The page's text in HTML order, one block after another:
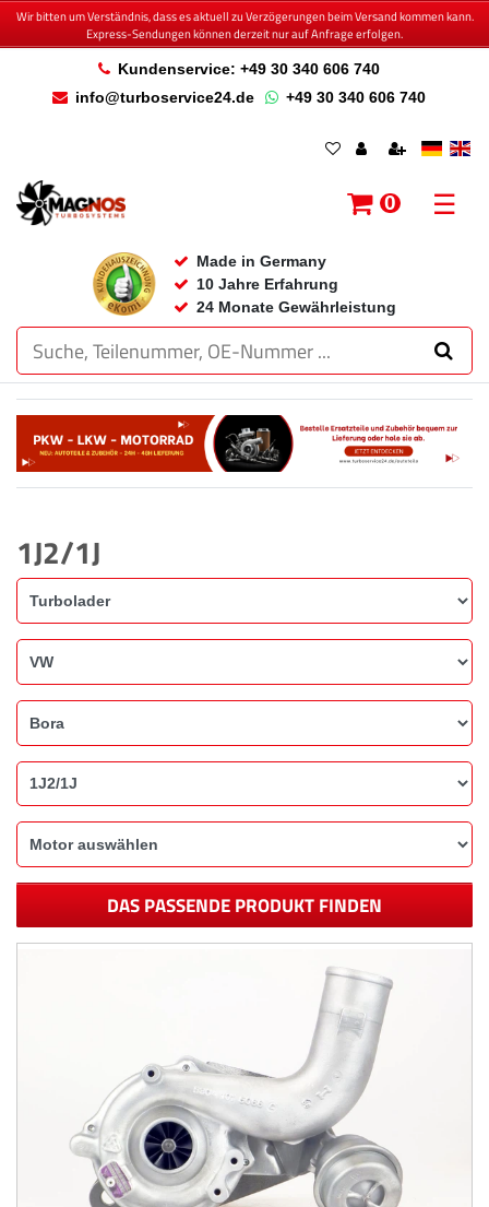
Wir bitten um Verständnis, dass es aktuell zu Verzögerungen beim Versand kommen kann.
Express-Sendungen können derzeit nur auf Anfrage erfolgen.
Kundenservice: +49 30 340 606 740
info@turboservice24.de
+49 30 340 606 740
Made in Germany
10 Jahre Erfahrung
24 Monate Gewährleistung
0 ☰
1J2/1J
DAS PASSENDE PRODUKT FINDEN